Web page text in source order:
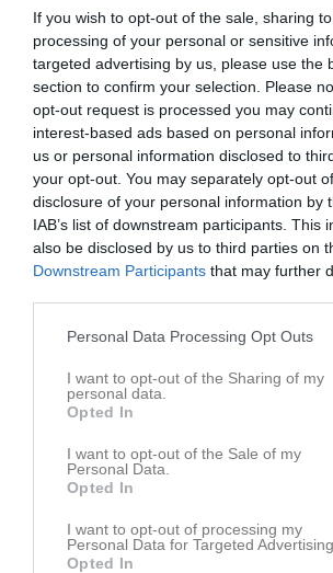
If you wish to opt-out of the sale, sharing
processing of your personal or sensitive
targeted advertising by us, please use the
section to confirm your selection. Please
opt-out request is processed you may
interest-based ads based on personal
us or personal information disclosed to
your opt-out. You may separately opt-out
disclosure of your personal information by
IAB’s list of downstream participants. This
also be disclosed by us to third parties on
Downstream Participants that may further
Personal Data Processing Opt Outs
I want to opt-out of the Sharing of my
personal data.
Opted In
I want to opt-out of the Sale of my
Personal Data.
Opted In
I want to opt-out of processing my
Personal Data for Targeted Advertising.
Opted In
Visa fler nyheter